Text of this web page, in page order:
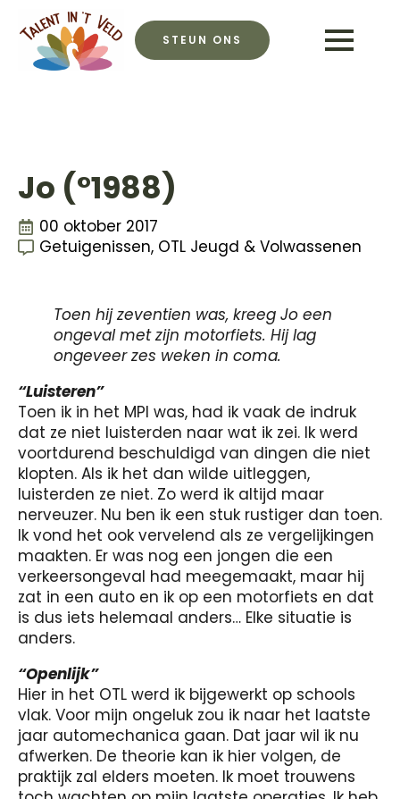
STEUN ONS
Jo (°1988)
00 oktober 2017
Getuigenissen OTL Jeugd & Volwassenen
Toen hij zeventien was, kreeg Jo een
ongeval met zijn motorfiets. Hij lag
ongeveer zes weken in coma.
“Luisteren”
Toen ik in het MPI was, had ik vaak de indruk
dat ze niet luisterden naar wat ik zei. Ik werd
voortdurend beschuldigd van dingen die niet
klopten. Als ik het dan wilde uitleggen,
luisterden ze niet. Zo werd ik altijd maar
nerveuzer. Nu ben ik een stuk rustiger dan toen.
Ik vond het ook vervelend als ze vergelijkingen
maakten. Er was nog een jongen die een
verkeersongeval had meegemaakt, maar hij
zat in een auto en ik op een motorfiets en dat
is dus iets helemaal anders… Elke situatie is
anders.
“Openlijk”
Hier in het OTL werd ik bijgewerkt op schools
vlak. Voor mijn ongeluk zou ik naar het laatste
jaar automechanica gaan. Dat jaar wil ik nu
afwerken. De theorie kan ik hier volgen, de
praktijk zal elders moeten. Ik moet trouwens